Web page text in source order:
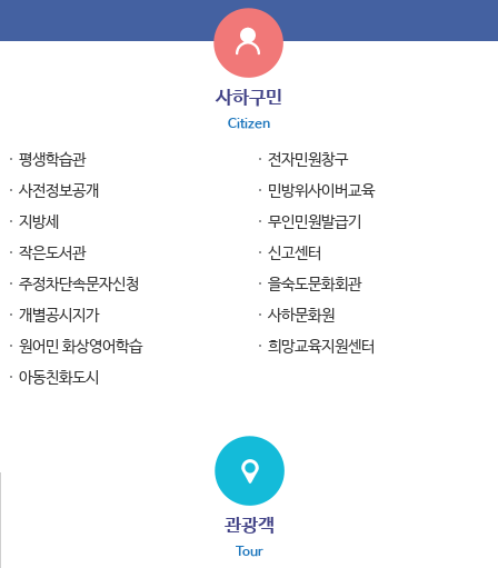
사하구민
Citizen
평생학습관
전자민원창구
사전정보공개
민방위사이버교육
지방세
무인민원발급기
작은도서관
신고센터
주정차단속문자신청
을숙도문화회관
개별공시지가
사하문화원
원어민 화상영어학습
희망교육지원센터
아동친화도시
관광객
Tour